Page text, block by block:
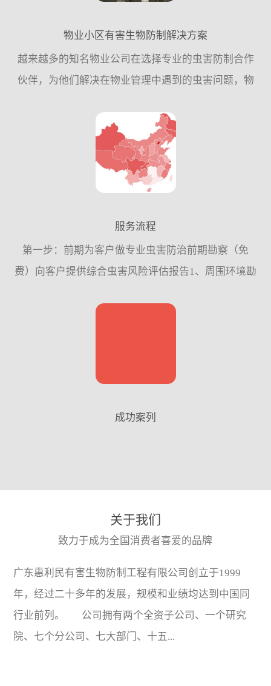
物业小区有害生物防制解决方案
越来越多的知名物业公司在选择专业的虫害防制合作
伙伴，为他们解决在物业管理中遇到的虫害问题，物
害防制企业的专业工作，这项投入为他们提高了工作
效率，节约了成本...
服务流程
第一步：前期为客户做专业虫害防治前期勘察（免
费）向客户提供综合虫害风险评估报告1、周围环境勘
的调查。4、虫害种类鉴别及密度监测。第二步：为客
成功案列
关于我们
致力于成为全国消费者喜爱的品牌
广东惠利民有害生物防制工程有限公司创立于1999
年，经过二十多年的发展，规模和业绩均达到中国同
行业前列。 公司拥有两个全资子公司、一个研究
院、七个分公司、七大部门、十五...